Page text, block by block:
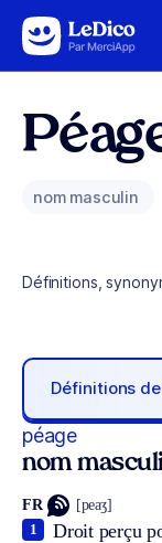
Aller au contenu
nom masculin
Définitions,
Définitions de
péage
nom
FR [peaʒ]
Droit perçu
1